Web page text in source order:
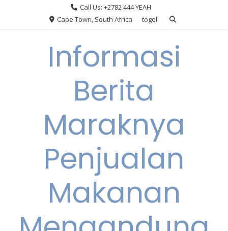
Call Us: +2782 444 YEAH
Cape Town, South Africa
togel
Informasi
Berita
Maraknya
Penjualan
Makanan